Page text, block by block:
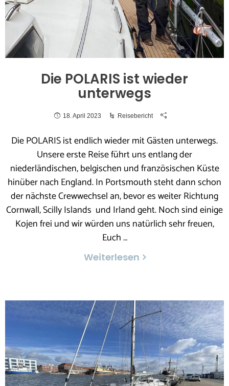
Die POLARIS ist wieder
unterwegs
18. April 2023 Reisebericht
Die POLARIS ist endlich wieder mit Gästen unterwegs.
Unsere erste Reise führt uns entlang der
niederländischen, belgischen und französischen Küste
hinüber nach England. In Portsmouth steht dann schon
der nächste Crewwechsel an, bevor es weiter Richtung
Cornwall, Scilly Islands und Irland geht. Noch sind einige
Kojen frei und wir würden uns natürlich sehr freuen,
Euch …
Weiterlesen